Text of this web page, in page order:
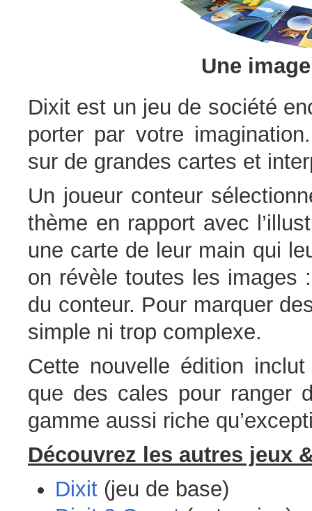
Une
Dixit est un jeu de société
porter par votre
sur de grandes cartes et
Un joueur conteur
thème en rapport avec
une carte de leur main qui
on révèle toutes les images
du conteur. Pour marquer
simple ni trop complexe.
Cette nouvelle édition
que des cales pour ranger
gamme aussi riche
Découvrez les autres jeux
Dixit(jeu de base)